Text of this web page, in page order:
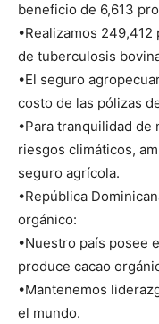
beneficio de 6,613
•Realizamos
de tuberculosis
•El seguro
costo de las pólizas
•Para tranquilidad
riesgos climáticos,
seguro agrícola.
•República
orgánico:
•Nuestro país posee
produce cacao
•Mantenemos
el mundo.